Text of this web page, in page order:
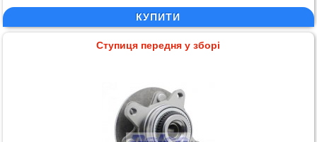
КУПИТИ
Ступиця передня у зборі